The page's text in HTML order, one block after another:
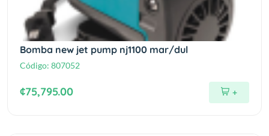
Bomba new jet pump nj1100 mar/dul
Código: 807052
¢75,795.00 +